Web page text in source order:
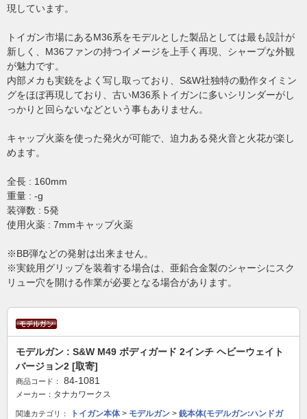
現しています。
トイガン市場にあるM36系をモデルとした製品としては最も設計が
新しく、M36ファンの持つイメージを上手く再現、シャープな外観
が魅力です。
内部メカも実銃をよく写し取っており、S&W社独特の動作タイミン
グをほぼ再現しており、古いM36系トイガンに多いシリンダーがし
っかりと回らないなどという事もありません。
キャップ火薬を使った発火が可能で、迫力ある発火音と火花が楽し
めます。
全長 : 160mm
重量 : -g
装弾数 : 5発
使用火薬 : 7mmキャップ火薬
※BB弾などの発射は出来ません。
※実銃用グリップを装着する場合は、亜鉛合金製のシャーシにスク
リュー穴を開ける作業が必要となる場合があります。
モデルガン : S&W M49 ボディガード 2インチ ヘビーウェイト
バージョン2 [取寄]
商品コード： 84-1081
メーカー： タナカワークス
関連カテゴリ： トイガン本体> モデルガン > 銃本体(モデルガン:ハンドガ